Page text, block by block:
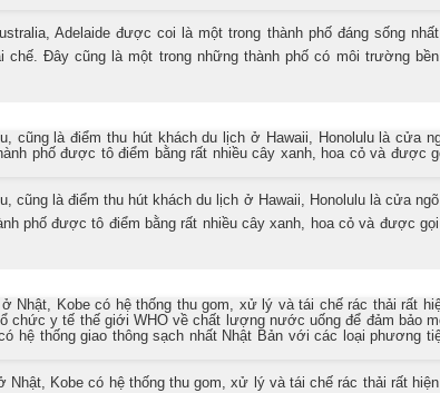
Adelaide được coi là một trong thành phố đáng sống nhất
Đây cũng là một trong những thành phố có môi trường bền
cũng là điểm thu hút khách du lịch ở Hawaii, Honolulu là cửa ngõ
phố được tô điểm bằng rất nhiều cây xanh, hoa cỏ và được gọi
Nhật, Kobe có hệ thống thu gom, xử lý và tái chế rác thải rất hiện